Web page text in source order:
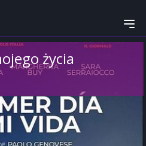
życia